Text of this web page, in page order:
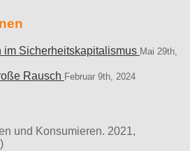
im Sicherheitskapitalismus Mai 29th,
Rausch Februar 9th, 2024
und Konsumieren. 2021,